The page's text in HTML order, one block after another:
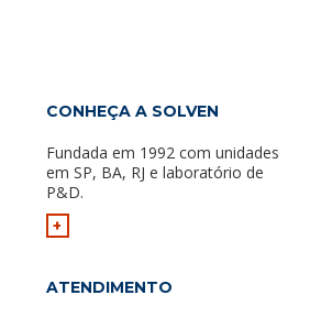
CONHEÇA A SOLVEN
Fundada em 1992 com unidades
em SP, BA, RJ e laboratório de
P&D.
+
ATENDIMENTO